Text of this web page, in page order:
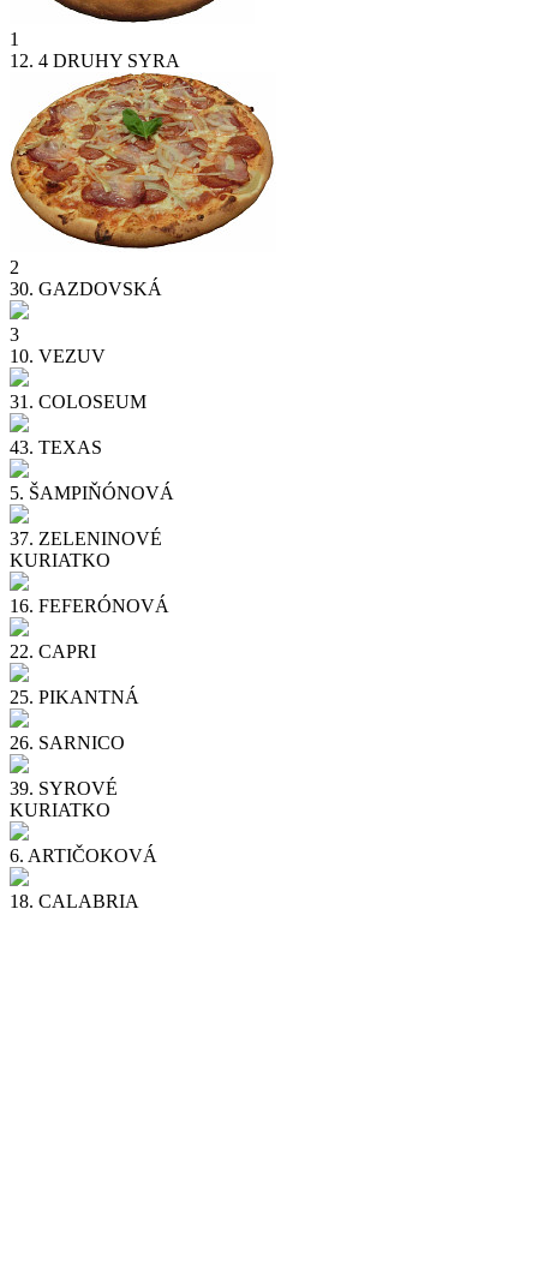
1
12. 4 DRUHY SYRA
2
30. GAZDOVSKÁ
3
10. VEZUV
31. COLOSEUM
43. TEXAS
5. ŠAMPIŇÓNOVÁ
37. ZELENINOVÉ
KURIATKO
16. FEFERÓNOVÁ
22. CAPRI
25. PIKANTNÁ
26. SARNICO
39. SYROVÉ
KURIATKO
6. ARTIČOKOVÁ
18. CALABRIA